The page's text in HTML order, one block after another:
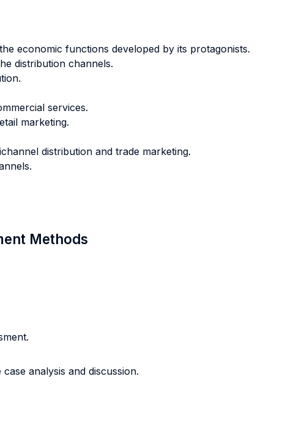
economic functions developed by its protagonists.
distribution channels.
services.
marketing.
distribution and trade marketing.
Methods
analysis and discussion.